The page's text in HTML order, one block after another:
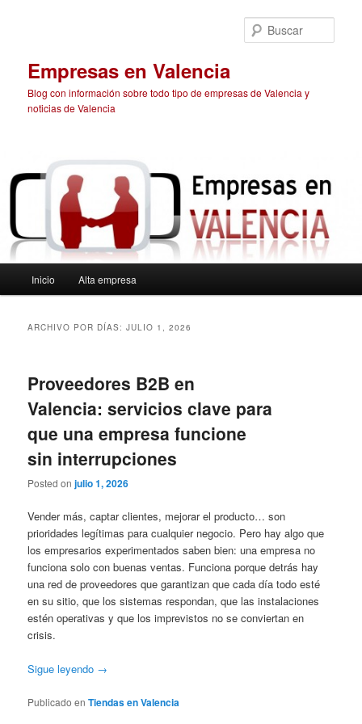
Empresas en Valencia
Blog con información sobre todo tipo de empresas de Valencia y
noticias de Valencia
principal
Inicio Alta empresa
ARCHIVO POR DÍAS:JULIO 1, 2026
Proveedores B2B en
Valencia: servicios clave para
que una empresa funcione
sin interrupciones
Posted onjulio 1, 2026
Vender más, captar clientes, mejorar el producto… son
prioridades legítimas para cualquier negocio. Pero hay algo que
los empresarios experimentados saben bien: una empresa no
funciona solo con buenas ventas. Funciona porque detrás hay
una red de proveedores que garantizan que cada día todo esté
en su sitio, que los sistemas respondan, que las instalaciones
estén operativas y que los imprevistos no se conviertan en
crisis.
Sigue leyendo →
Publicado en Tiendas en Valencia